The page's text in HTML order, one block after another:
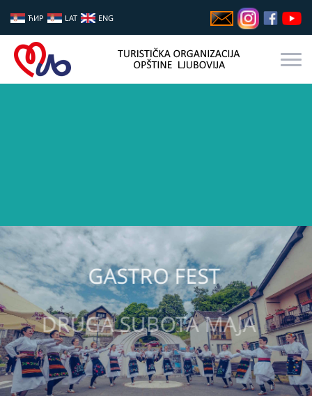
ЋИР LAT ENG
GASTRO FEST
DRUGA SUBOTA MAJA
SAZNAJTE VIŠE